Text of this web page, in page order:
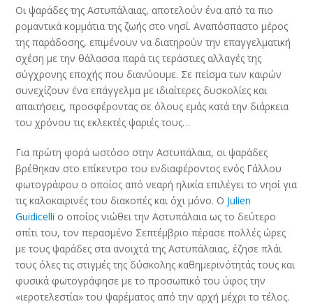
Οι ψαράδες της Αστυπάλαιας, αποτελούν ένα από τα πιο
ρομαντικά κομμάτια της ζωής στο νησί. Αναπόσπαστο μέρος
της παράδοσης, επιμένουν να διατηρούν την επαγγελματική
σχέση με την θάλασσα παρά τις τεράστιες αλλαγές της
σύγχρονης εποχής που διανύουμε. Σε πείσμα των καιρών
συνεχίζουν ένα επάγγελμα με ιδιαίτερες δυσκολίες και
απαιτήσεις, προσφέροντας σε όλους εμάς κατά την διάρκεια
του χρόνου τις εκλεκτές ψαριές τους…
Για πρώτη φορά ωστόσο στην Αστυπάλαια, οι ψαράδες
βρέθηκαν στο επίκεντρο του ενδιαφέροντος ενός Γάλλου
φωτογράφου ο οποίος από νεαρή ηλικία επιλέγει το νησί για
τις καλοκαιρινές του διακοπές και όχι μόνο. Ο Julien
Guidicelli ο οποίος νιώθει την Αστυπάλαια ως το δεύτερο
σπίτι του, τον περασμένο Σεπτέμβριο πέρασε πολλές ώρες
με τους ψαράδες στα ανοιχτά της Αστυπάλαιας, έζησε πλάι
τους όλες τις στιγμές της δύσκολης καθημερινότητάς τους και
φυσικά φωτογράφησε με το προσωπικό του ύφος την
«ιεροτελεστία» του ψαρέματος από την αρχή μέχρι το τέλος.